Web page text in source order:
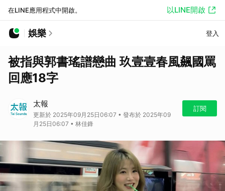
在LINE應用程式中開啟。 以LINE開啟
娛樂 登入
被指與郭書瑤譜戀曲 玖壹壹春風飆國罵
回應18字
太報
更新於 2025年09月25日06:07 • 發布於 2025年09
月25日06:07 • 林佳鋒
訂閱